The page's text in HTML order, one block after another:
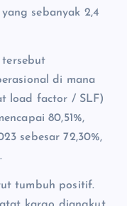
sebanyak 2,4
di mana
load factor / SLF)
80,51%,
sebesar 72,30%,
tumbuh positif.